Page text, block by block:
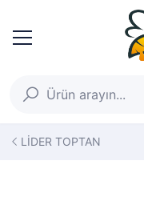
LİDER TOPTAN